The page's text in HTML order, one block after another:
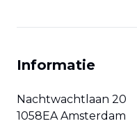
Informatie
Nachtwachtlaan 20
1058EA Amsterdam